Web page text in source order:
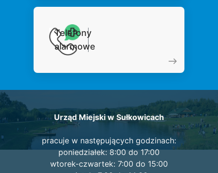
Telefony
alarmowe
Urząd Miejski w Sułkowicach
pracuje w następujących godzinach:
poniedziałek: 8:00 do 17:00
wtorek-czwartek: 7:00 do 15:00